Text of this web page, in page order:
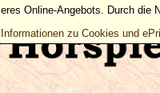
Online-Angebots. Durch
zu Cookies und